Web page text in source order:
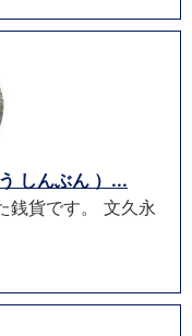
しんぶん ）...
銭貨です。 文久永